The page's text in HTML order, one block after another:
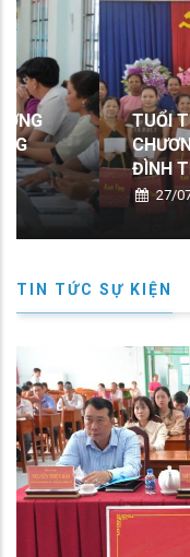
TUỔI TRẺ XÃ
CHƯƠNG TRÌNH
ĐÌNH THÂN
27/07/2026
TIN TỨC SỰ KIỆN